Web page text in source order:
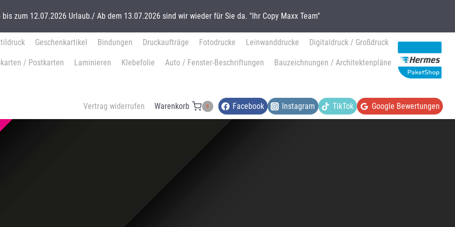
zum 12.07.2026 Urlaub./ Ab dem 13.07.2026 sind wir wieder für Sie da. "Ihr Copy Maxx Team"
Geschenkartikel Bindungen Druckaufträge Fotodrucke Leinwanddrucke Digitaldruck / Großdruck
/ Postkarten Laminieren Klebefolie Auto / Fenster-Beschriftungen Bauzeichnungen / Architektenpläne
Vertrag widerrufen Warenkorb 0 Facebook Instagram TikTok Google Bewertungen